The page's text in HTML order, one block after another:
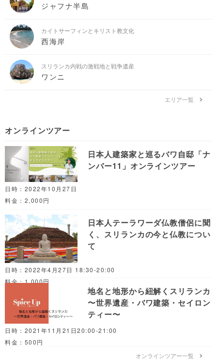
ジャフナ半島
カイトサーフィンとキリスト教文化
西海岸
スリランカ内戦の激戦地と戦争遺産
ワンニ
エリア一覧
オンラインツアー
日本人建築家と巡るバワ自邸「ナ
ンバー11」オンラインツアー
日時：2022年10月27日
料金：2,000円
日本人テーラワーダ仏教僧侶に聞
く、スリランカの今と仏教につい
て
日時：2022年4月27日 18:30-20:00
料金：1,000円
地名と地形から紐解くスリランカ
〜世界遺産・バワ建築・セイロン
ティー〜
日時：2021年11月21日20:00-21:00
料金：500円
オンラインツアー一覧